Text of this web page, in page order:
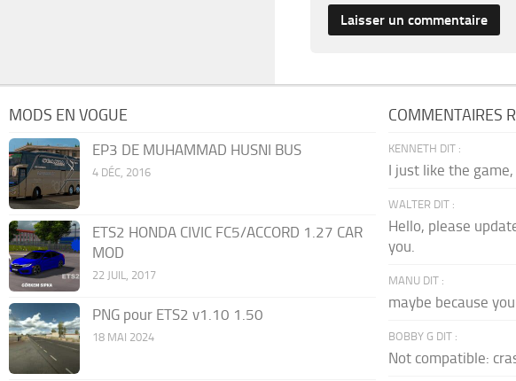
MODS EN VOGUE
EP3 DE MUHAMMAD HUSNI BUS
4 DÉC, 2016
ETS2 HONDA CIVIC FC5/ACCORD 1.27 CAR
MOD
22 JUIL, 2017
PNG pour ETS2 v1.10 1.50
18 MAI 2024
COMMENTAIRES
KENNETH DIT :
I just like the
WALTER DIT :
Hello, please
you.
MANU DIT :
maybe because
BOBBY G DIT :
Not compatible: